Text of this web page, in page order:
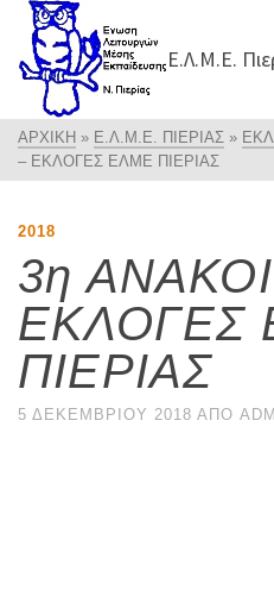
Ε.Λ.Μ.Ε.
ΑΡΧΙΚΉ » Ε.Λ.Μ.Ε. ΠΙΕΡΊΑΣ »
– ΕΚΛΟΓΕΣ ΕΛΜΕ ΠΙΕΡΙΑΣ
2018
3η
ΕΚΛΟΓΕΣ
ΠΙΕΡΙΑΣ
5 ΔΕΚΕΜΒΡΊΟΥ 2018 ΑΠΌ